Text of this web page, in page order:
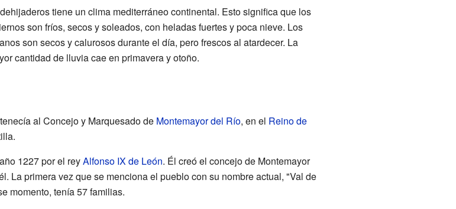
tiene un clima mediterráneo continental. Esto significa que los
son fríos, secos y soleados, con heladas fuertes y poca nieve. Los
son secos y calurosos durante el día, pero frescos al atardecer. La
cantidad de lluvia cae en primavera y otoño.
al Concejo y Marquesado de Montemayor del Río, en el Reino de
1227 por el reyAlfonso IX de León. Él creó el concejo de Montemayor
La primera vez que se menciona el pueblo con su nombre actual, "Val de
momento, tenía 57 familias.